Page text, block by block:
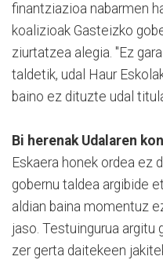
finantziazioa nabarmen
koalizioak Gasteizko
ziurtatzea alegia. "Ez
taldetik, udal Haur
baino ez dituzte udal
Bi herenak Udalaren
Eskaera honek ordea ez
gobernu taldea argibide
aldian baina momentuz
jaso. Testuingurua argitu
zer gerta daitekeen